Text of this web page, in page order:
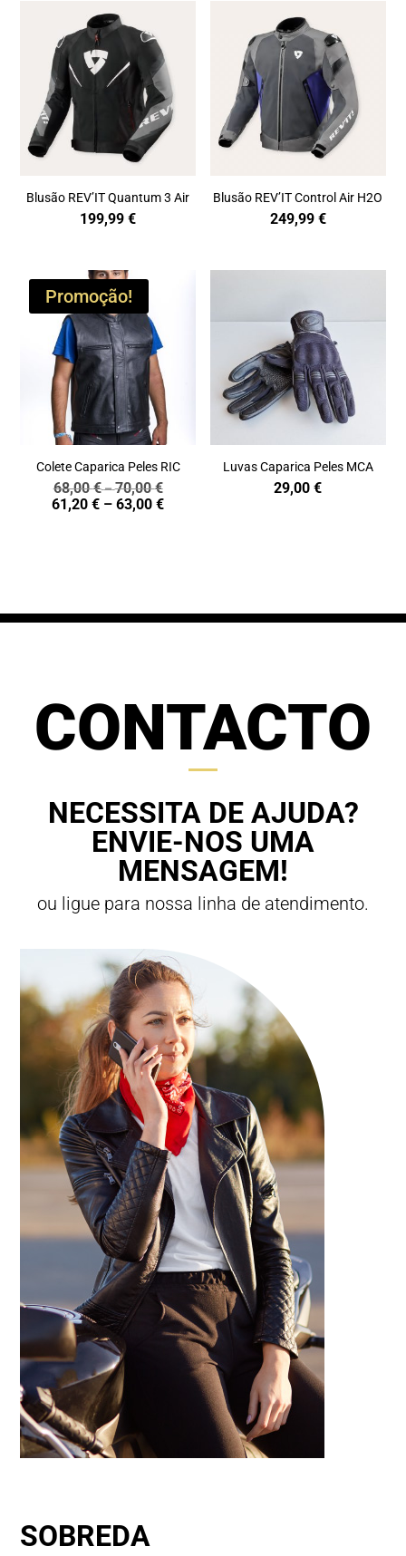
Blusão REV’IT Quantum 3 Air
199,99€
Blusão REV’IT Control Air H2O
249,99 €
Promoção!
Colete Caparica Peles RIC
68,00€–70,00€Price
range:
61,20€ – 63,00€Price
Luvas Caparica Peles MCA
29,00€
CONTACTO
NECESSITA DE AJUDA?
ENVIE-NOS UMA
MENSAGEM!
ou ligue para nossa linha de atendimento.
SOBREDA